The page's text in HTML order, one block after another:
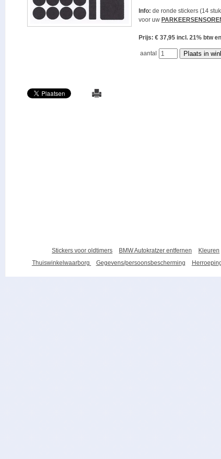
Info: de ronde stickers (14
voor uw
Prijs: € 37,95 incl. 21% btw
aantal
Stickers voor oldtimers BMW Autokratzer entfernen
Kleuren
Thuiswinkelwaarborg
Gegevens/persoonsbescherming